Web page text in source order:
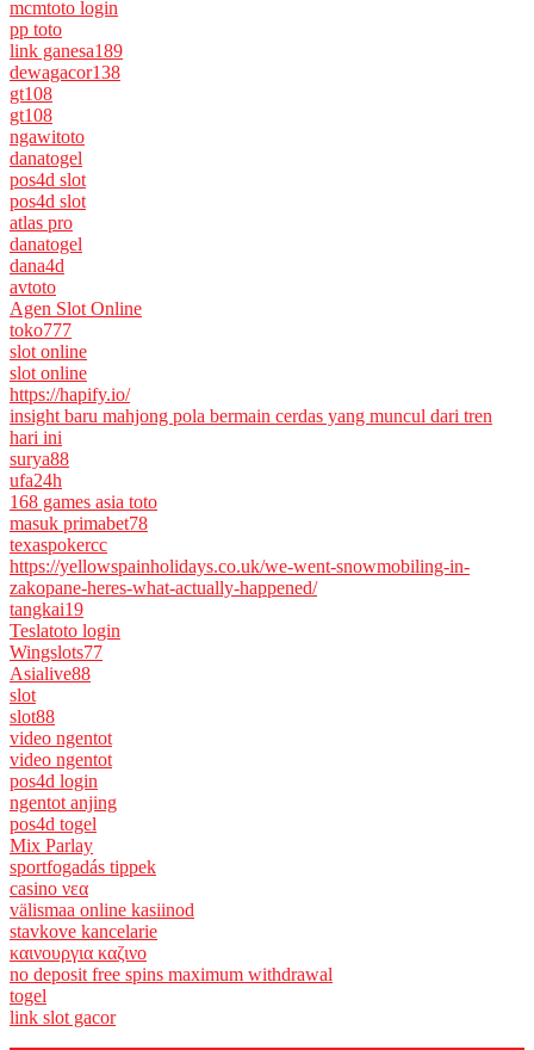
mcmtoto login
pp toto
link ganesa189
dewagacor138
gt108
gt108
ngawitoto
danatogel
pos4d slot
pos4d slot
atlas pro
danatogel
dana4d
avtoto
Agen Slot Online
toko777
slot online
slot online
https://hapify.io/
insight baru mahjong pola bermain cerdas yang muncul dari tren
hari ini
surya88
ufa24h
168 games asia toto
masuk primabet78
texaspokercc
https://yellowspainholidays.co.uk/we-went-snowmobiling-in-
zakopane-heres-what-actually-happened/
tangkai19
Teslatoto login
Wingslots77
Asialive88
slot
slot88
video ngentot
video ngentot
pos4d login
ngentot anjing
pos4d togel
Mix Parlay
sportfogadás tippek
casino νεα
välismaa online kasiinod
stavkove kancelarie
καινουργια καζινο
no deposit free spins maximum withdrawal
togel
link slot gacor